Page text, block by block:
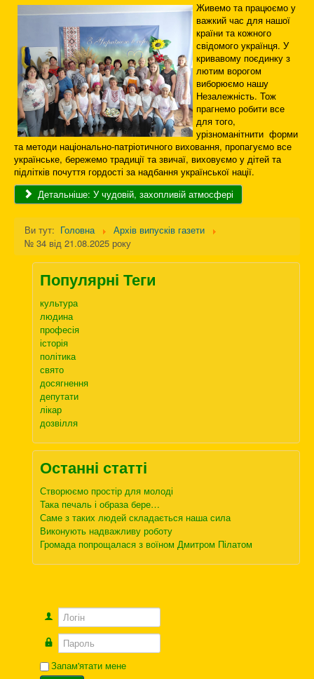
Живемо та працюємо у
важкий час для нашої
країни та кожного
свідомого українця. У
кривавому поєдинку з
лютим ворогом
виборюємо нашу
Незалежність. Тож
прагнемо робити все
для того,
урізноманітнити форми
та методи національно-патріотичного виховання, пропагуємо все
українське, бережемо традиції та звичаї, виховуємо у дітей та
підлітків почуття гордості за надбання української нації.
Детальніше: У чудовій, захопливій атмосфері
Ви тут: Головна
Архів випусків газети
№ 34 від 21.08.2025 року
Популярні Теги
культура
людина
професія
історія
політика
свято
досягнення
депутати
лікар
дозвілля
Останні статті
Створюємо простір для молоді
Така печаль і образа бере…
Саме з таких людей складається наша сила
Виконують надважливу роботу
Громада попрощалася з воїном Дмитром Пілатом
Логін
Пароль
Запам'ятати мене